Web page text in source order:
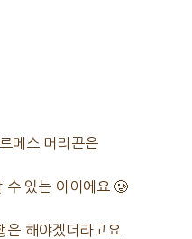
메스 머리끈은
수 있는 아이에요 🥲
은 해야겠더라고요